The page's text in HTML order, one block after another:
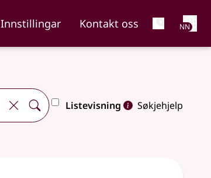
Innstillingar Kontakt oss NN
Listevisning Søkjehjelp